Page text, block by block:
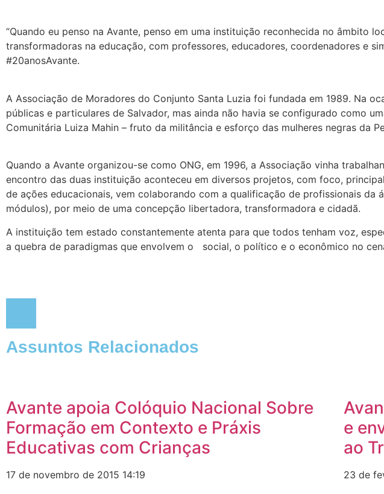
“Quando eu penso na Avante, penso em uma instituição reconhecida no âmbito
transformadoras na educação, com professores, educadores, coordenadores e
#20anosAvante.
A Associação de Moradores do Conjunto Santa Luzia foi fundada em 1989. Na
públicas e particulares de Salvador, mas ainda não havia se configurado como
Comunitária Luiza Mahin – fruto da militância e esforço das mulheres negras da
Quando a Avante organizou-se como ONG, em 1996, a Associação vinha
encontro das duas instituição aconteceu em diversos projetos, com foco,
de ações educacionais, vem colaborando com a qualificação de profissionais
módulos), por meio de uma concepção libertadora, transformadora e cidadã.
A instituição tem estado constantemente atenta para que todos tenham voz,
a quebra de paradigmas que envolvem o social, o político e o econômico no
Assuntos Relacionados
Avante apoia Colóquio Nacional Sobre
Formação em Contexto e Práxis
Educativas com Crianças
17 de novembro de 2015 14:19
e
ao
23 de